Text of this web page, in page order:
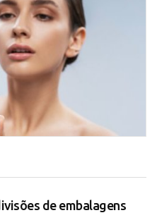
de embalagens